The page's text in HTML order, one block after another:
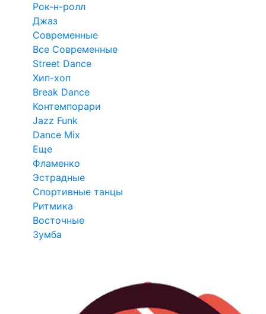
Рок-н-ролл
Джаз
Современные
Все Современные
Street Dance
Хип-хоп
Break Dance
Контемпорари
Jazz Funk
Dance Mix
Еще
Фламенко
Эстрадные
Спортивные танцы
Ритмика
Восточные
Зумба